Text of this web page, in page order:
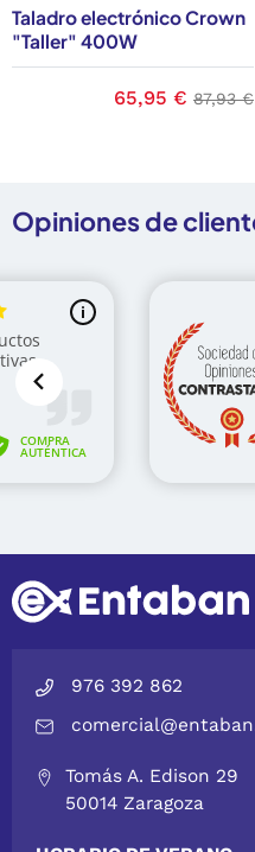
Taladro electrónico Crown
"Taller" 400W
Precio
65,95 € Precio
87,93 €
Opiniones de
976 392 862
Tomás A. Edison 29
50014 Zaragoza